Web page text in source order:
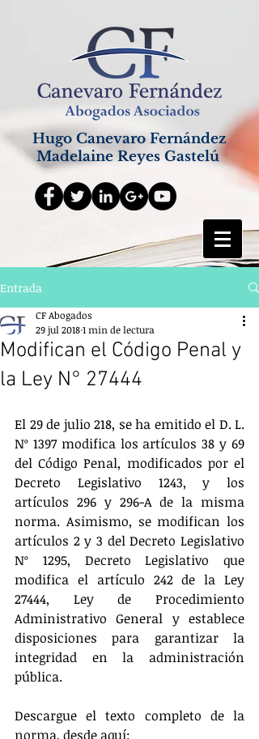
Hugo Canevaro Fernández
Madelaine Reyes Gastelú
Entrada
Modifican el Código Penal y
la Ley N° 27444
CF Abogados
29 jul 20181 min de lectura
El 29 de julio 218, se ha emitido el D. L.
Nº 1397 modifica los artículos 38 y 69
del Código Penal, modificados por el
Decreto Legislativo 1243, y los
artículos 296 y 296-A de la misma
norma. Asimismo, se modifican los
artículos 2 y 3 del Decreto Legislativo
Nº 1295, Decreto Legislativo que
modifica el artículo 242 de la Ley
27444, Ley de Procedimiento
Administrativo General y establece
disposiciones para garantizar la
integridad en la administración
pública.
Descargue el texto completo de la
norma, desde aquí: